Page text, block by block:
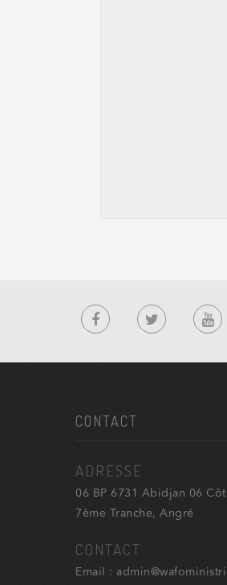
CONTACT
ADRESSE
06 BP 6731 Abidjan 06
7ème Tranche, Angré
CONTACT
Email :